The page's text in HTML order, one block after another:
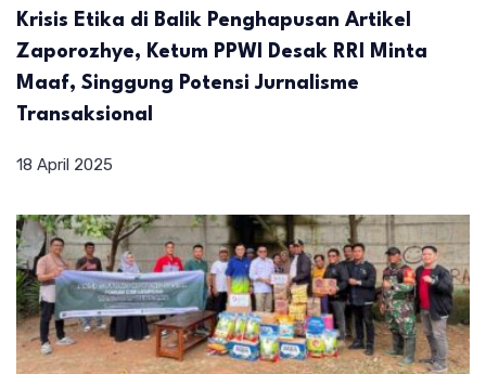
Krisis Etika di Balik Penghapusan Artikel
Zaporozhye, Ketum PPWI Desak RRI Minta
Maaf, Singgung Potensi Jurnalisme
Transaksional
18 April 2025